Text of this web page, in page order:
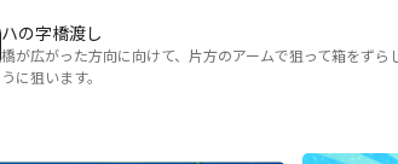
ハの字橋渡し
橋が広がった方向に向けて、片方のアームで狙って箱をず
うに狙います。